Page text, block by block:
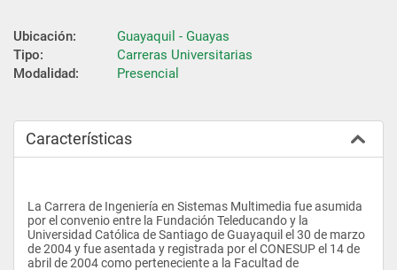
Ubicación:
Guayaquil - Guayas
Tipo:
Carreras Universitarias
Modalidad:
Presencial
Características
La Carrera de Ingeniería en Sistemas Multimedia fue asumida
por el convenio entre la Fundación Teleducando y la
Universidad Católica de Santiago de Guayaquil el 30 de marzo
de 2004 y fue asentada y registrada por el CONESUP el 14 de
abril de 2004 como perteneciente a la Facultad de